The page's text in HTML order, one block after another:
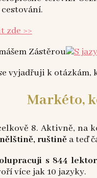
zde >>
Zástěrou
vyjadřuji k
Markéto,
8. Aktivně, na
ruštině a teď
s 844
více jak 10 jazyky.